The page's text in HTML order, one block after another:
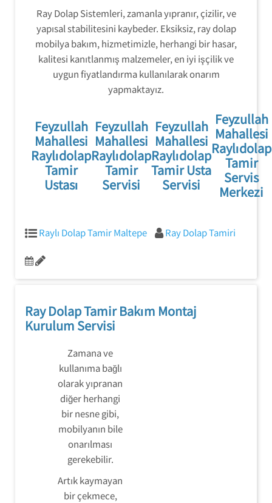
Ray Dolap Sistemleri, zamanla yıpranır, çizilir, ve
yapısal stabilitesini kaybeder. Eksiksiz, ray dolap
mobilya bakım, hizmetimizle, herhangi bir hasar,
kalitesi kanıtlanmış malzemeler, en iyi işçilik ve
uygun fiyatlandırma kullanılarak onarım
yapmaktayız.
Feyzullah
Mahallesi
Raylıdolap
Tamir
Ustası
Feyzullah
Mahallesi
Raylıdolap
Tamir
Servisi
Feyzullah
Mahallesi
Raylıdolap
Tamir Usta
Servisi
Feyzullah
Mahallesi
Raylıdolap
Tamir
Servis
Merkezi
Raylı Dolap Tamir Maltepe Ray Dolap Tamiri
Ray Dolap Tamir Bakım Montaj
Kurulum Servisi
Zamana ve
kullanıma bağlı
olarak yıpranan
diğer herhangi
bir nesne gibi,
mobilyanın bile
onarılması
gerekebilir.
Artık kaymayan
bir çekmece,